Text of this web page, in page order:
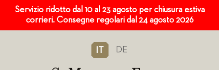
Servizio ridotto dal 10 al 23 agosto per chiusura estiva
corrieri. Consegne regolari dal 24 agosto 2026
IT DE